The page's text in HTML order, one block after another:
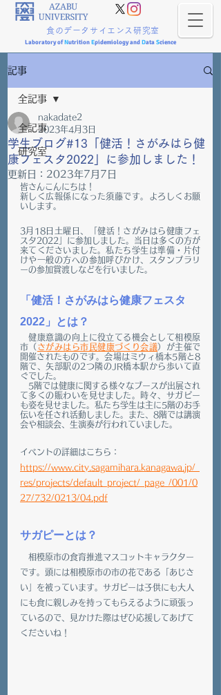
食のデータサイエンス研究室
Laboratory ofNutritionEpidemiology andDataScience
記事
全記事
研究室
全記事
学生ブログ#13「健活！さがみはら健
康フェスタ2022」に参加しました！
nakadate2
2023年4月3日
更新日： 2023年7月7日
皆さんこんにちは！
新しく広報係になった須藤です。よろしくお願
いします。
3月18日土曜日、「健活！さがみはら健康フェ
スタ2022」に参加しました。当日は多くの方が
来てくださいました。私たち学生は準備・片付
けや一般の方への参加呼びかけ、スタンプラリ
ーの参加賞渡しなどを行いました。
「健活！さがみはら健康フェスタ
2022」とは？
健康意識の向上に役立てる機会として相模原
市（ さがみはら市民健康づくり会議）が主催で
開催されたものです。会場はミウィ橋本5階と8
階で、矢部駅の2つ隣のJR橋本駅から歩いて直
ぐでした。
5階では健康に関する様々なブースが出展され
て多くの賑わいを見せました。時々、サガピー
も姿を見せました。私たち学生は主に5階のお手
伝いを任され活動しました。また、8階では講演
会や相談会、生演奏が行われていました。
イベントの詳細はこちら：
https://www.city.sagamihara.kanagawa.jp/_
res/projects/default_project/_page_/001/0
27/732/0213/04.pdf
サガピーとは？
相模原市の食育推進マスコットキャラクター
です。頭には相模原市の市の花である「あじさ
い」を被っています。サガピーは子供にも大人
にも食に親しみを持ってもらえるように頑張っ
ているので、見かけた際はぜひ応援してあげて
くださいね！